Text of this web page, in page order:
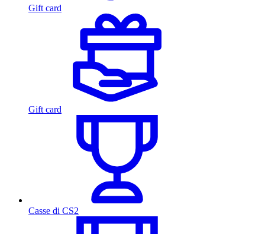
Gift card
Gift card
Casse di CS2